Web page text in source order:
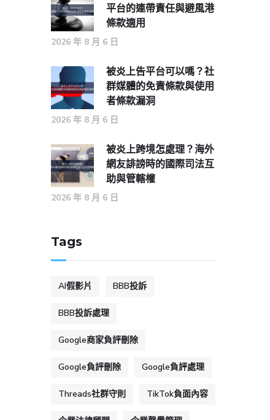
平台的連帶責任與避風港
條款適用
2026 年 8 月 6 日
被炎上告平台可以嗎？社
群媒體的免責條款與使用
者條款漏洞
2026 年 8 月 6 日
被炎上跨境怎處理？海外
網友誹謗時的國際司法互
助與管轄權
2026 年 8 月 6 日
Tags
AI假影片 BBB投訴
BBB投訴處理
Google商家負評刪除
Google負評刪除 Google負評處理
Threads社群守則 TikTok負面內容